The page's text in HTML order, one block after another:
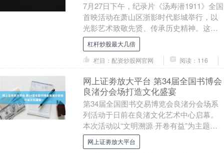
7月27日下午，纪录片《汤寿潜1911》全国
首映活动在萧山区浙影时代影城举行，以
光影艺术致敬先贤、传承历史精神。这也
是浙江首部AIGC剧情式纪录片。 汤寿潜原
名....
杠杆炒股最大几倍
栏目：配资炒股网官网
阅读：116
网上证劵放大平台 第34届全国书博会
良渚分会场打造文化盛宴
第34届全国图书交易博览会良渚分会场系
列活动于日前在良渚文化艺术中心启幕。
本次活动以“文明溯源·开卷有益”为主题，
联动良渚文化艺术中心、杭州国家版本
馆、良渚博物....
网上证劵放大平台